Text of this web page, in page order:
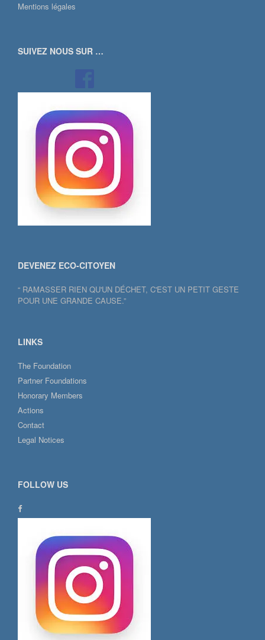
Mentions légales
SUIVEZ NOUS SUR …
DEVENEZ ECO-CITOYEN
“ RAMASSER RIEN QU'UN DÉCHET, C'EST UN PETIT GESTE
POUR UNE GRANDE CAUSE.”
LINKS
The Foundation
Partner Foundations
Honorary Members
Actions
Contact
Legal Notices
FOLLOW US